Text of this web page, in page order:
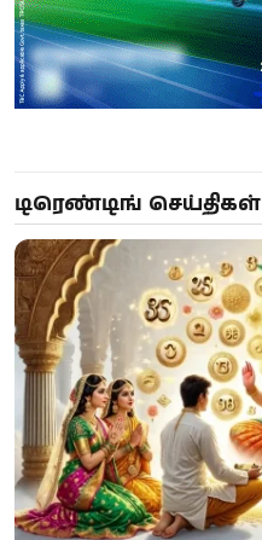
டிரெண்டிங் செய்திகள்